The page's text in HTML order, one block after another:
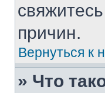
причин.
Вернуться к
» Что